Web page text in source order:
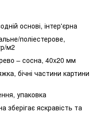
основі, інтер'єрна
поліестерове,
м2
– сосна, 40x20 мм
бічні частини картини
упаковка
зберігає яскравість та